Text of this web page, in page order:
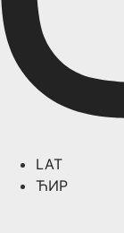
LAT
ЋИР